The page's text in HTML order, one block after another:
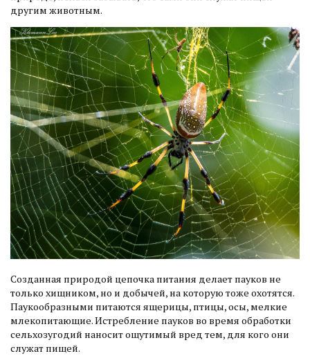
другим животным.
Созданная природой цепочка питания делает пауков не
только хищником, но и добычей, на которую тоже охотятся.
Паукообразными питаются ящерицы, птицы, осы, мелкие
млекопитающие. Истребление пауков во время обработки
сельхозугодий наносит ощутимый вред тем, для кого они
служат пищей.